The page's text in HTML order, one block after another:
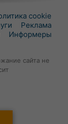
cookie
Реклама
Информеры
сайта не